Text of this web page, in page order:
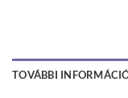
TOVÁBBI